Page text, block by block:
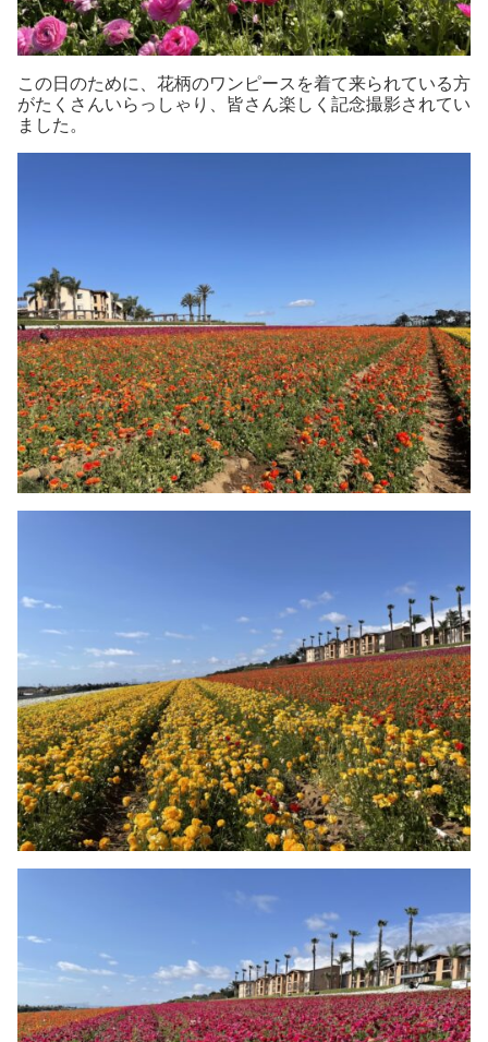
この日のために、花柄のワンピースを着て来られている方
がたくさんいらっしゃり、皆さん楽しく記念撮影されてい
ました。